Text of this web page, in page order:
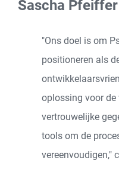
Sascha Pfeiffer
"Ons doel is om
positioneren als
oplossing voor
vertrouwelijke
tools om de
vereenvoudigen,"